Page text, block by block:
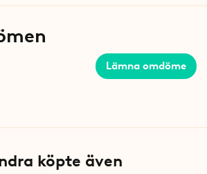
för förvaring av det mesta.
Lämna omdöme
köpte även